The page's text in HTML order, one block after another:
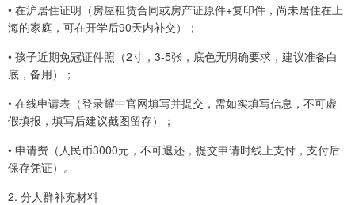
• 在沪居住证明（房屋租赁合同或房产证原件+复印件，尚未居住在上
海的家庭，可在开学后90天内补交）；
• 孩子近期免冠证件照（2寸，3-5张，底色无明确要求，建议准备白
底，备用）；
• 在线申请表（登录耀中官网填写并提交，需如实填写信息，不可虚
假填报，填写后建议截图留存）；
• 申请费（人民币3000元，不可退还，提交申请时线上支付，支付后
保存凭证）。
2. 分人群补充材料